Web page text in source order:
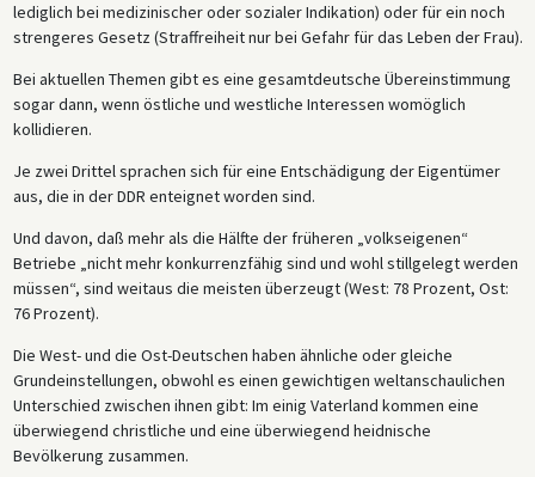
lediglich bei medizinischer oder sozialer Indikation) oder für ein noch
strengeres Gesetz (Straffreiheit nur bei Gefahr für das Leben der Frau).
Bei aktuellen Themen gibt es eine gesamtdeutsche Übereinstimmung
sogar dann, wenn östliche und westliche Interessen womöglich
kollidieren.
Je zwei Drittel sprachen sich für eine Entschädigung der Eigentümer
aus, die in der DDR enteignet worden sind.
Und davon, daß mehr als die Hälfte der früheren „volkseigenen“
Betriebe „nicht mehr konkurrenzfähig sind und wohl stillgelegt werden
müssen“, sind weitaus die meisten überzeugt (West: 78 Prozent, Ost:
76 Prozent).
Die West- und die Ost-Deutschen haben ähnliche oder gleiche
Grundeinstellungen, obwohl es einen gewichtigen weltanschaulichen
Unterschied zwischen ihnen gibt: Im einig Vaterland kommen eine
überwiegend christliche und eine überwiegend heidnische
Bevölkerung zusammen.